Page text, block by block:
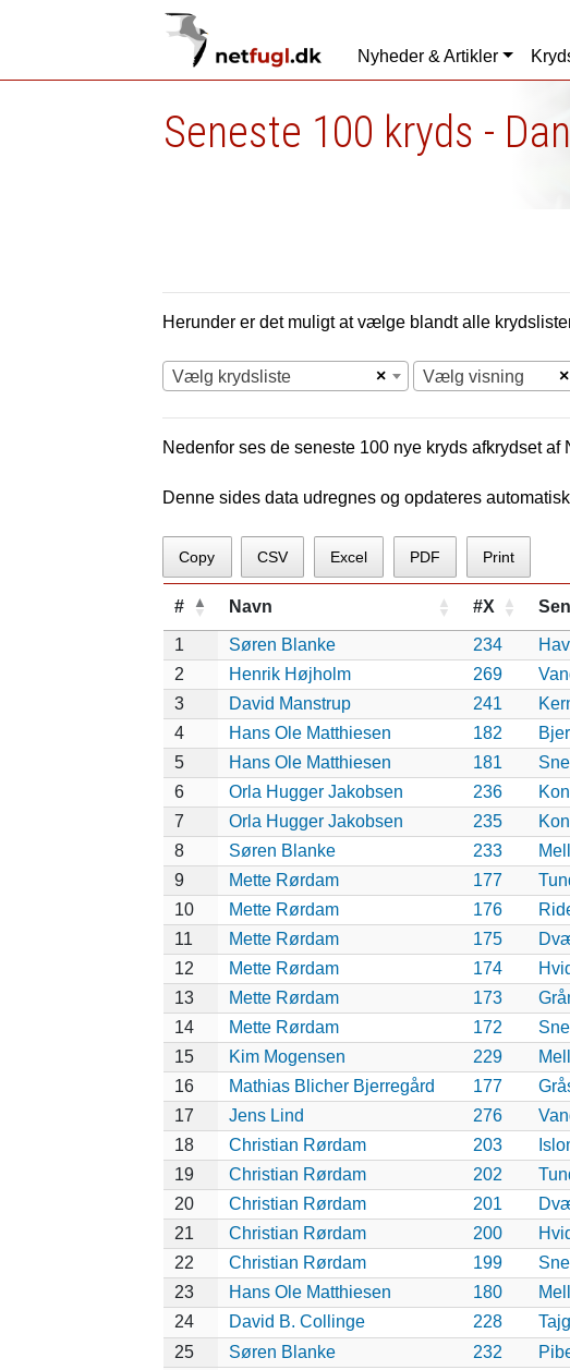
Nyheder & Artikler
Seneste 100 kryds -
Herunder er det muligt at vælge blandt alle
×
Vælg krydsliste ×
Vælg visning
Nedenfor ses de seneste 100 nye kryds afkrydset af
Denne sides data udregnes og opdateres
Copy CSV Excel PDF Print
# Navn #X
1 Søren Blanke 234
2
Henrik Højholm 269
3
David Manstrup 241
4
Hans Ole Matthiesen 182
5
Hans Ole Matthiesen 181
6
Orla Hugger Jakobsen 236
7
Orla Hugger Jakobsen 235
8
Søren Blanke 233
9
Mette Rørdam 177
10
Mette Rørdam 176
11
Mette Rørdam 175
12
Mette Rørdam 174
13
Mette Rørdam 173
14
Mette Rørdam 172
15
Kim Mogensen 229
16
Mathias Blicher Bjerregård 177
17
Jens Lind 276
18
Christian Rørdam 203
19
Christian Rørdam 202
20
Christian Rørdam 201
21
Christian Rørdam 200
22
Christian Rørdam 199
23
Hans Ole Matthiesen 180
24
David B. Collinge 228
25
Søren Blanke 232